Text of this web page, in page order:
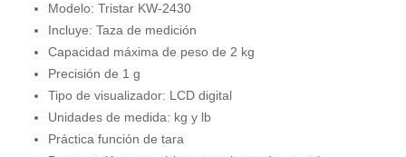
Modelo: Tristar KW-2430
Incluye: Taza de medición
Capacidad máxima de peso de 2 kg
Precisión de 1 g
Tipo de visualizador: LCD digital
Unidades de medida: kg y lb
Práctica función de tara